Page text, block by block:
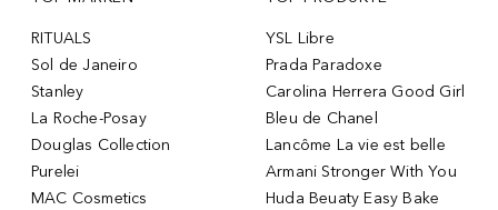
RITUALS
Sol de Janeiro
Stanley
La Roche-Posay
Douglas Collection
Purelei
MAC Cosmetics
YSL Libre
Prada Paradoxe
Carolina Herrera Good Girl
Bleu de Chanel
Lancôme La vie est belle
Armani Stronger With You
Huda Beuaty Easy Bake